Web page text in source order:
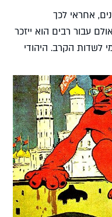
אחראי לכך
עבור רבים הוא ייזכר
לשדות הקרב. היהודי